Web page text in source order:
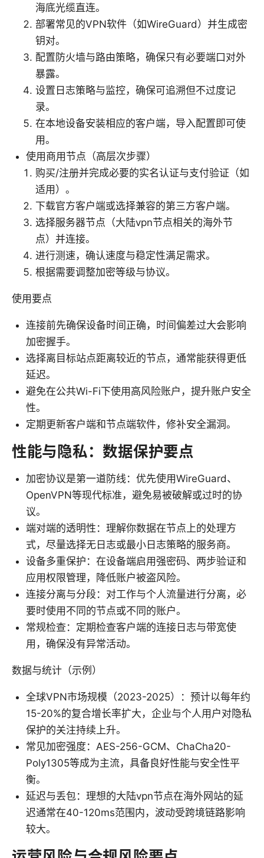
海底光缆直连。
部署常见的VPN软件（如WireGuard）并生成密
钥对。
配置防火墙与路由策略，确保只有必要端口对外
暴露。
设置日志策略与监控，确保可追溯但不过度记
录。
在本地设备安装相应的客户端，导入配置即可使
用。
使用商用节点（高层次步骤）
购买/注册并完成必要的实名认证与支付验证（如
适用）。
下载官方客户端或选择兼容的第三方客户端。
选择服务器节点（大陆vpn节点相关的海外节
点）并连接。
进行测速，确认速度与稳定性满足需求。
根据需要调整加密等级与协议。
使用要点
连接前先确保设备时间正确，时间偏差过大会影响
加密握手。
选择离目标站点距离较近的节点，通常能获得更低
延迟。
避免在公共Wi-Fi下使用高风险账户，提升账户安全
性。
定期更新客户端和节点端软件，修补安全漏洞。
性能与隐私：数据保护要点
加密协议是第一道防线：优先使用WireGuard、
OpenVPN等现代标准，避免易被破解或过时的协
议。
端对端的透明性：理解你数据在节点上的处理方
式，尽量选择无日志或最小日志策略的服务商。
设备多重保护：在设备端启用强密码、两步验证和
应用权限管理，降低账户被盗风险。
连接分离与分段：对工作与个人流量进行分离，必
要时使用不同的节点或不同的账户。
常规检查：定期检查客户端的连接日志与带宽使
用，确保没有异常活动。
数据与统计（示例）
全球VPN市场规模（2023-2025）：预计以每年约
15-20%的复合增长率扩大，企业与个人用户对隐私
保护的关注持续上升。
常见加密强度：AES-256-GCM、ChaCha20-
Poly1305等成为主流，具备良好性能与安全性平
衡。
延迟与丢包：理想的大陆vpn节点在海外网站的延
迟通常在40-120ms范围内，波动受跨境链路影响
较大。